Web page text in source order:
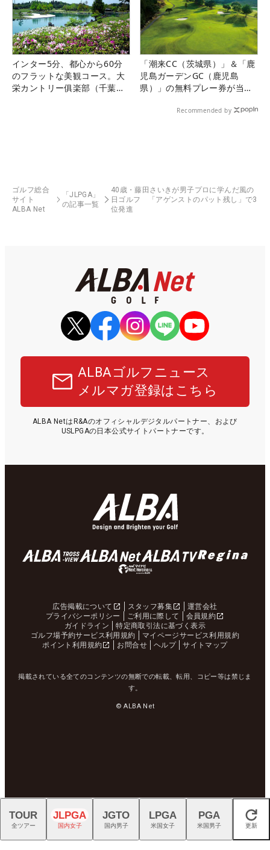
インター5分、都心から60分
のフラットな美観コース。大
栄カントリー俱楽部（千葉
「潮来CC（茨城県）」＆「鹿
児島ガーデンGC（鹿児島
県）」の無料プレー券が当た
Recommended by
ゴルフ総合
サイト
ALBA Net
「JLPGA」
の記事一覧
40歳・藤田さいきが男子プロに学んだ風の
日ゴルフ 「アゲンストのパット残し」で3
位発進
ALBAゴルフニュース
メルマガ登録はこちら
ALBA NetはR&Aのオフィシャルデジタルパートナー、および
USLPGAの日本公式サイトパートナーです。
広告掲載について スタッフ募集
運営会社
プライバシーポリシー
ご利用に際して
会員規約
ガイドライン
特定商取引法に基づく表示
ゴルフ場予約サービス利用規約
マイページサービス利用規約
ポイント利用規約
お問合せ ヘルプ サイトマップ
掲載されている全てのコンテンツの無断での転載、転用、コピー等は禁じま
す。
© ALBA Net
閉じる
TOUR
全ツアー
JLPGA
国内女子
JGTO
国内男子
LPGA
米国女子
PGA
米国男子 更新